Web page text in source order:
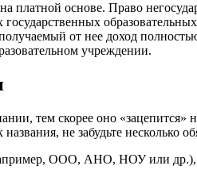
основе. Право
от нее доход
учреждении.
тем скорее оно
не забудьте несколько
ООО, АНО, НОУ или др.),